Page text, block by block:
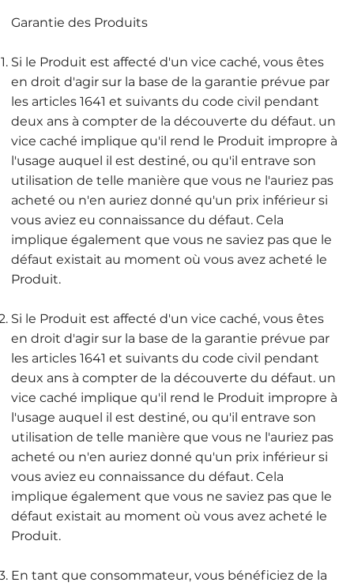
Garantie des Produits
Si le Produit est affecté d'un vice caché, vous êtes
en droit d'agir sur la base de la garantie prévue par
les articles 1641 et suivants du code civil pendant
deux ans à compter de la découverte du défaut. un
vice caché implique qu'il rend le Produit impropre à
l'usage auquel il est destiné, ou qu'il entrave son
utilisation de telle manière que vous ne l'auriez pas
acheté ou n'en auriez donné qu'un prix inférieur si
vous aviez eu connaissance du défaut. Cela
implique également que vous ne saviez pas que le
défaut existait au moment où vous avez acheté le
Produit.
Si le Produit est affecté d'un vice caché, vous êtes
en droit d'agir sur la base de la garantie prévue par
les articles 1641 et suivants du code civil pendant
deux ans à compter de la découverte du défaut. un
vice caché implique qu'il rend le Produit impropre à
l'usage auquel il est destiné, ou qu'il entrave son
utilisation de telle manière que vous ne l'auriez pas
acheté ou n'en auriez donné qu'un prix inférieur si
vous aviez eu connaissance du défaut. Cela
implique également que vous ne saviez pas que le
défaut existait au moment où vous avez acheté le
Produit.
En tant que consommateur, vous bénéficiez de la